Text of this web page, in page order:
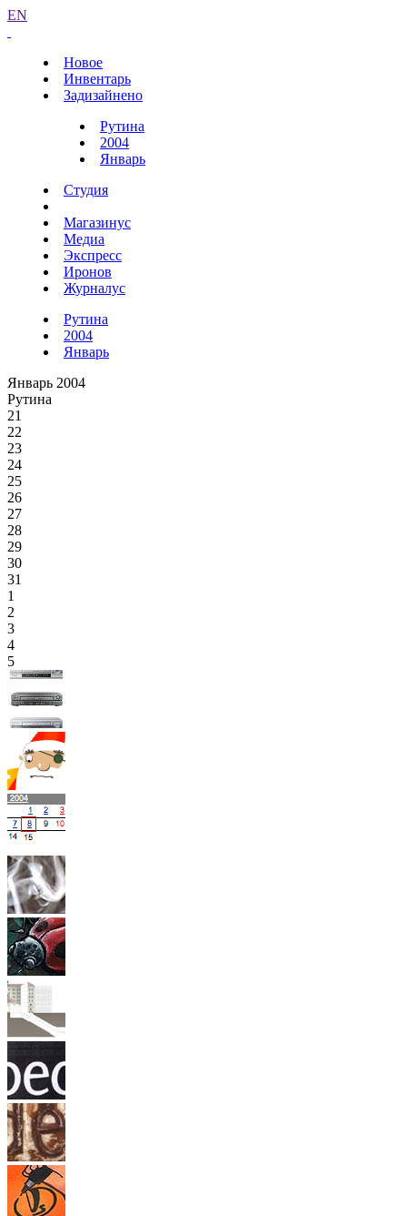
EN
Новое
Инвентарь
Задизайнено
Рутина
2004
Январь
Студия
Магазинус
Медиа
Экспресс
Иронов
Журналус
Рутина
2004
Январь
Январь 2004
Рутина
21
22
23
24
25
26
27
28
29
30
31
1
2
3
4
5